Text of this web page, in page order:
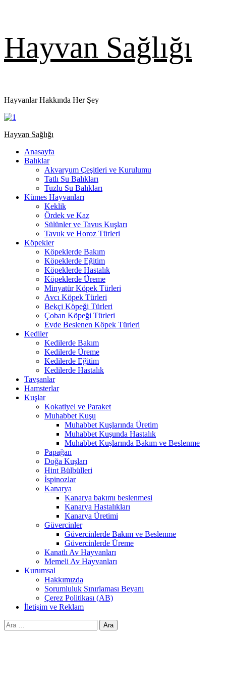
Hayvan Sağlığı
Hayvanlar Hakkında Her Şey
Primary
Hayvan Sağlığı
Anasayfa
Balıklar
Akvaryum Çeşitleri ve Kurulumu
Tatlı Su Balıkları
Tuzlu Su Balıkları
Kümes Hayvanları
Keklik
Ördek ve Kaz
Sülünler ve Tavus Kuşları
Tavuk ve Horoz Türleri
Köpekler
Köpeklerde Bakım
Köpeklerde Eğitim
Köpeklerde Hastalık
Köpeklerde Üreme
Minyatür Köpek Türleri
Avcı Köpek Türleri
Bekçi Köpeği Türleri
Çoban Köpeği Türleri
Evde Beslenen Köpek Türleri
Kediler
Kedilerde Bakım
Kedilerde Üreme
Kedilerde Eğitim
Kedilerde Hastalık
Tavşanlar
Hamsterlar
Kuşlar
Kokatiyel ve Paraket
Muhabbet Kuşu
Muhabbet Kuşlarında Üretim
Muhabbet Kuşunda Hastalık
Muhabbet Kuşlarında Bakım ve Beslenme
Papağan
Doğa Kuşları
Hint Bülbülleri
İspinozlar
Kanarya
Kanarya bakımı beslenmesi
Kanarya Hastalıkları
Kanarya Üretimi
Güvercinler
Güvercinlerde Bakım ve Beslenme
Güvercinlerde Üreme
Kanatlı Av Hayvanları
Memeli Av Hayvanları
Kurumsal
Hakkımızda
Sorumluluk Sınırlaması Beyanı
Çerez Politikası (AB)
İletişim ve Reklam
Arama: